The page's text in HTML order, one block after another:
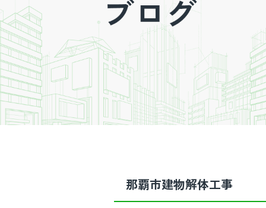
那覇市建物解体工事